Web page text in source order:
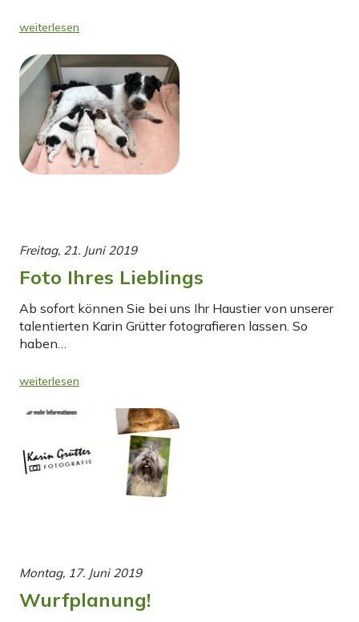
weiterlesen
Freitag, 21. Juni 2019
Foto Ihres Lieblings
Ab sofort können Sie bei uns Ihr Haustier von unserer
talentierten Karin Grütter fotografieren lassen. So
haben…
weiterlesen
Montag, 17. Juni 2019
Wurfplanung!